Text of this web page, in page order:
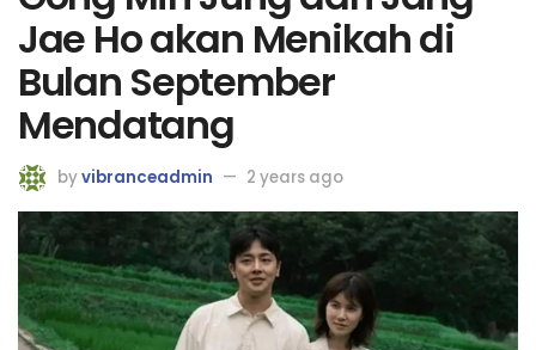
Jae Ho akan Menikah di
Bulan September
Mendatang
byvibranceadmin 2 years ago